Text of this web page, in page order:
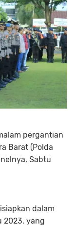
pergantian
Barat (Polda
Sabtu
dalam
2023, yang